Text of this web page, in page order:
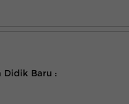
Didik Baru :